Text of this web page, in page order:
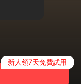
新人領7天免費試用